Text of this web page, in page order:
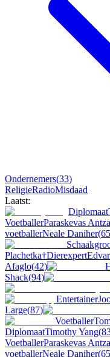
Ondernemers(33)
ReligieRadioMisdaad
Laatst:
Diplomaat
VoetballerParaskevas
voetballerNeale Daniher(65
Plachetka†Dierexpert
Afaglo(42)
Shack(94)
Entertainer
Large(87)
Voetballer
DiplomaatTimothy Yang(
VoetballerParaskevas
voetballerNeale Daniher(65